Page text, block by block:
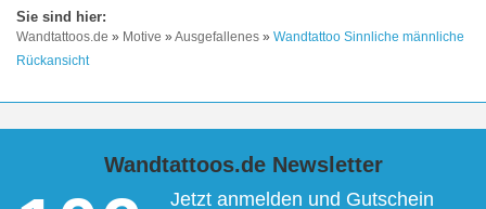
Wandtattoos.de » Motive » Ausgefallenes » Wandtattoo Sinnliche männliche
Rückansicht
Wandtattoos.de Newsletter
Jetzt anmelden und Gutschein